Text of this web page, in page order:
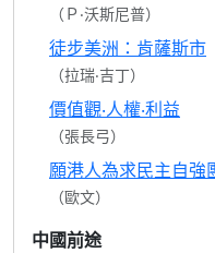
（Ｐ‧沃斯尼普）
徒步美洲：肯薩斯市
（拉瑞‧吉丁）
價值觀‧人權‧利益
（張長弓）
願港人為求民主自強
（歐文）
中國前途